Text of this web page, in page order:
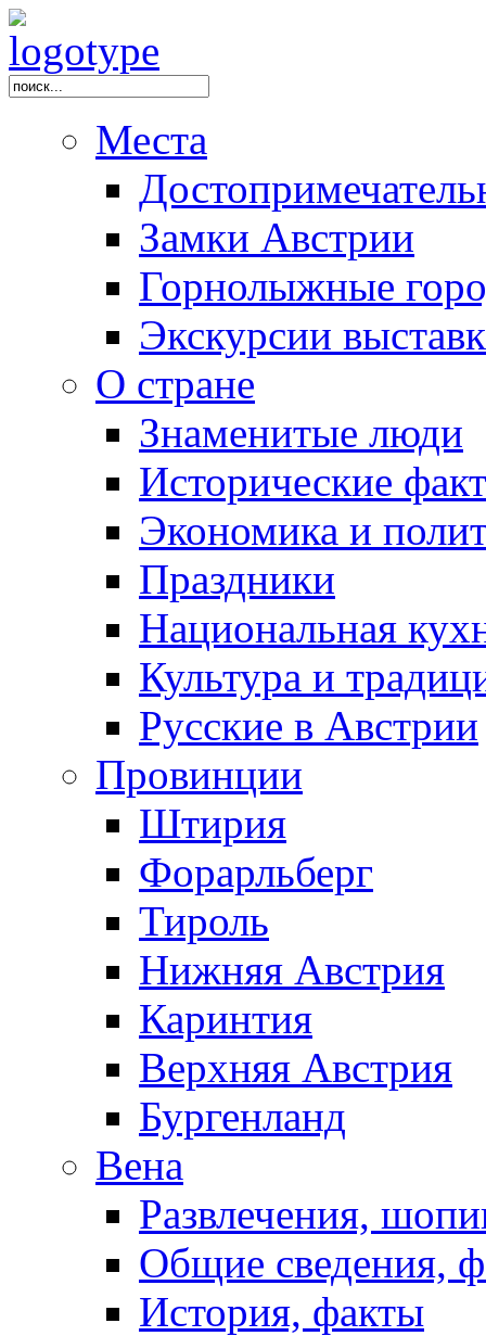
Места
Замки Австрии
Горнолыжные
Экскурсии
О стране
Знаменитые люди
Исторические
Экономика и
Праздники
Национальная
Культура и
Русские в Австрии
Провинции
Штирия
Форарльберг
Тироль
Нижняя Австрия
Каринтия
Верхняя Австрия
Бургенланд
Вена
Развлечения,
Общие сведения,
История, факты